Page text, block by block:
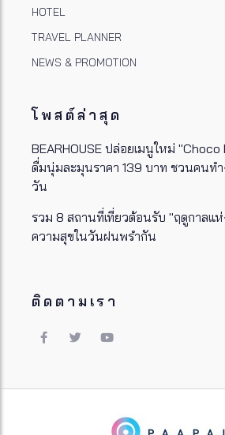
HOTEL
TRAVEL PLANNER
NEWS & PROMOTION
โพสต์ล่าสุด
BEARHOUSE ปล่อยเมนูใหม่ "Choco
ดื่มนุ่มละมุนราคา 139 บาท ชวนคนทำ
วัน
รวม 8 สถานที่เที่ยวต้อนรับ "ฤดูกาลแห่
ความสุขในวันฝนพรำกัน
ติดตามเรา